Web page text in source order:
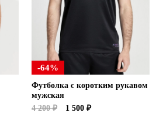
-64%
Футболка с коротким рукавом
мужская
4 200 ₽
1 500 ₽